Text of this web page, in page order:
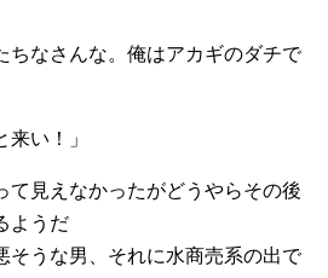
ちなさんな。俺はアカギのダチで
来い！」
て見えなかったがどうやらその後
ようだ
そうな男、それに水商売系の出で